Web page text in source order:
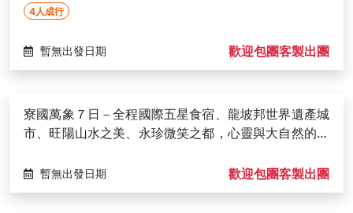
4人成行
暫無出發日期 歡迎包團客製出團
寮國萬象７日－全程國際五星食宿、龍坡邦世界遺產城
市、旺陽山水之美、永珍微笑之都，心靈與大自然的美
暫無出發日期 歡迎包團客製出團